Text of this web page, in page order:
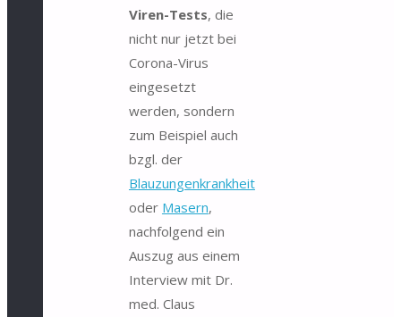
Viren-Tests, die
nicht nur jetzt bei
Corona-Virus
eingesetzt
werden, sondern
zum Beispiel auch
bzgl. der
Blauzungenkrankheit
oder Masern,
nachfolgend ein
Auszug aus einem
Interview mit Dr.
med. Claus